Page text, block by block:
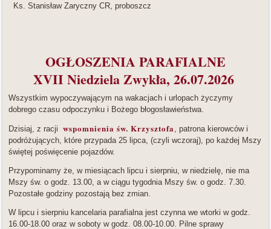
Ks. Stanisław Zaryczny CR, proboszcz
OGŁOSZENIA PARAFIALNE
XVII Niedziela Zwykła, 26.07.2026
Wszystkim wypoczywającym na wakacjach i urlopach życzymy
dobrego czasu odpoczynku i Bożego błogosławieństwa.
Dzisiaj, z racjiwspomnienia św. Krzysztofa
, patrona kierowców i
podróżujących, które przypada 25 lipca, (czyli wczoraj), po każdej Mszy
świętej poświęcenie pojazdów.
Przypominamy że, w miesiącach lipcu i sierpniu, w niedzielę, nie ma
Mszy św. o godz. 13.00, a w ciągu tygodnia Mszy św. o godz. 7.30.
Pozostałe godziny pozostają bez zmian.
W lipcu i sierpniu kancelaria parafialna jest czynna we wtorki w godz.
16.00-18.00 oraz w soboty w godz. 08.00-10.00. Pilne sprawy